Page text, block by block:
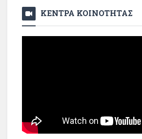
ΚΕΝΤΡΑ ΚΟΙΝΟΤΗΤΑΣ